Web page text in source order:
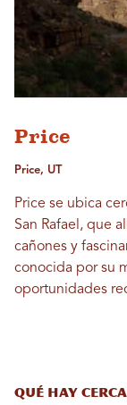
Price
Price, UT
Price se ubica
San Rafael, que
cañones y
conocida por su
oportunidades
Qué hay cerca